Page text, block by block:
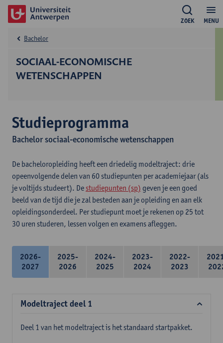
MENU
ZOEK
SOCIAAL-ECONOMISCHE
WETENSCHAPPEN
Bachelor
Studieprogramma
Bachelor sociaal-economische wetenschappen
De bacheloropleiding heeft een driedelig modeltraject: drie
opeenvolgende delen van 60 studiepunten per academiejaar (als
je voltijds studeert). De studiepunten (sp) geven je een goed
beeld van de tijd die je zal besteden aan je opleiding en aan elk
opleidingsonderdeel. Per studiepunt moet je rekenen op 25 tot
30 uren studeren, lessen volgen en examens afleggen.
2026-
2027
2025-
2026
2024-
2025
2023-
2024
2022-
2023
Modeltraject deel 1
Deel 1 van het modeltraject is het standaard startpakket.